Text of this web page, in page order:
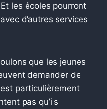
les écoles pourront
d’autres services
que les jeunes
demander de
est particulièrement
pas qu’ils